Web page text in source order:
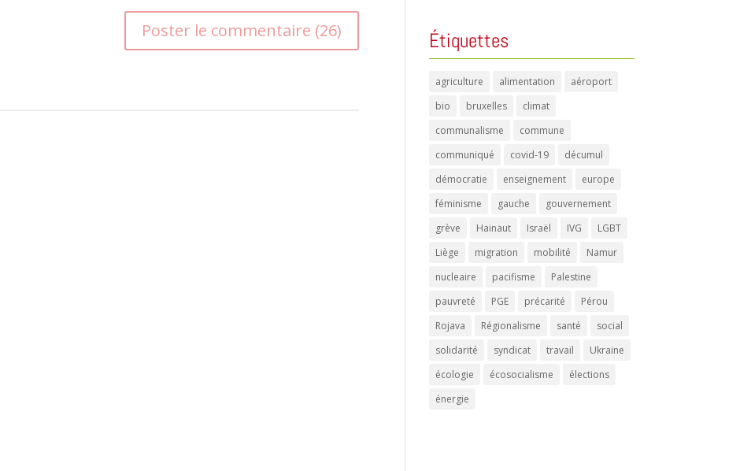
Étiquettes
agriculture alimentation
aéroport
bio
bruxelles
climat
communalisme
commune
communiqué
covid-19
décumul
démocratie
enseignement
europe
féminisme
gauche
gouvernement
grève
Hainaut Israël IVG
LGBT
Liège
migration mobilité
Namur
nucleaire
pacifisme
Palestine
pauvreté
PGE précarité
Pérou
Rojava
Régionalisme santé
social
solidarité
syndicat travail
Ukraine
écologie
écosocialisme
élections
énergie